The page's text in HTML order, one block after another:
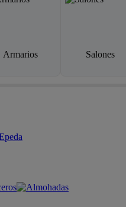
Armarios Salones